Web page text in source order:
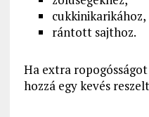
cukkinikarikához,
rántott sajthoz.
Ha extra
hozzá egy kevés